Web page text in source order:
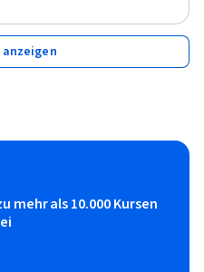
mehr als 10.000 Kursen